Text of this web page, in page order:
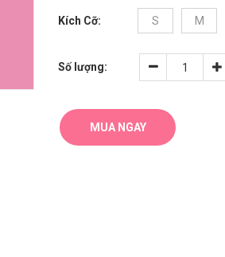
Kích Cỡ: S M
Số lượng:
MUA NGAY